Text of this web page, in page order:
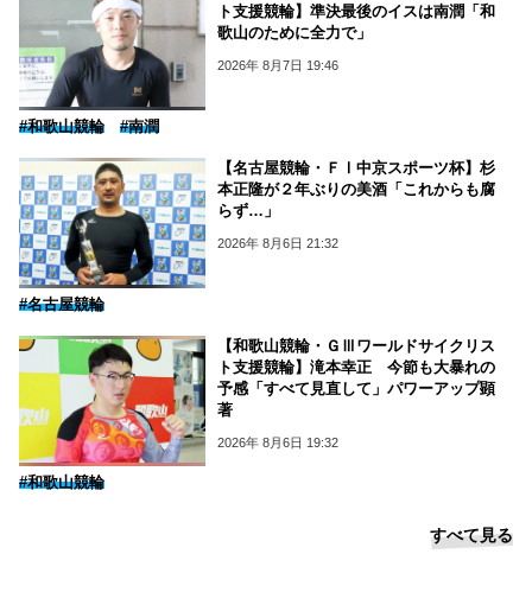
ト支援競輪】準決最後のイスは南潤「和
歌山のために全力で」
2026年 8月7日 19:46
#和歌山競輪 #南潤
【名古屋競輪・ＦⅠ中京スポーツ杯】杉
本正隆が２年ぶりの美酒「これからも腐
らず…」
2026年 8月6日 21:32
#名古屋競輪
【和歌山競輪・ＧⅢワールドサイクリス
ト支援競輪】滝本幸正 今節も大暴れの
予感「すべて見直して」パワーアップ顕
著
2026年 8月6日 19:32
#和歌山競輪
すべて見る